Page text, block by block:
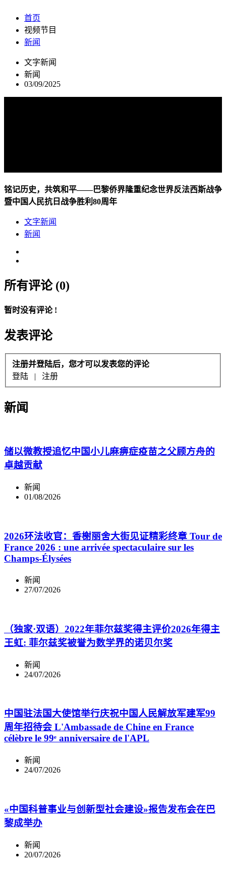
首页
视频节目
新闻
文字新闻
新闻
03/09/2025
铭记历史，共筑和平——巴黎侨界隆重纪念世界反法西斯战争
暨中国人民抗日战争胜利80周年
文字新闻
新闻
所有评论 (0)
暂时没有评论 !
发表评论
注册并登陆后，您才可以发表您的评论
登陆
| 注册
新闻
储以微教授追忆中国小儿麻痹症疫苗之父顾方舟的
卓越贡献
新闻
01/08/2026
2026环法收官：香榭丽舍大街见证精彩终章 Tour de
France 2026 : une arrivée spectaculaire sur les
Champs-Élysées
新闻
27/07/2026
（独家·双语）2022年菲尔兹奖得主评价2026年得主
王虹: 菲尔兹奖被誉为数学界的诺贝尔奖
新闻
24/07/2026
中国驻法国大使馆举行庆祝中国人民解放军建军99
周年招待会 L'Ambassade de Chine en France
célèbre le 99ᵉ anniversaire de l'APL
新闻
24/07/2026
«中国科普事业与创新型社会建设»报告发布会在巴
黎成举办
新闻
20/07/2026